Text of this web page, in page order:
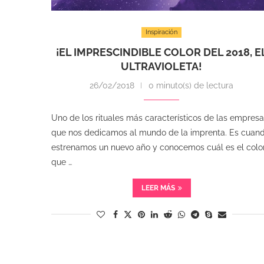
Inspiración
¡EL IMPRESCINDIBLE COLOR DEL 2018,
ULTRAVIOLETA!
26/02/2018 0 minuto(s) de lectura
Uno de los rituales más característicos de las
que nos dedicamos al mundo de la imprenta. Es
estrenamos un nuevo año y conocemos cuál es el
que …
LEER MÁS